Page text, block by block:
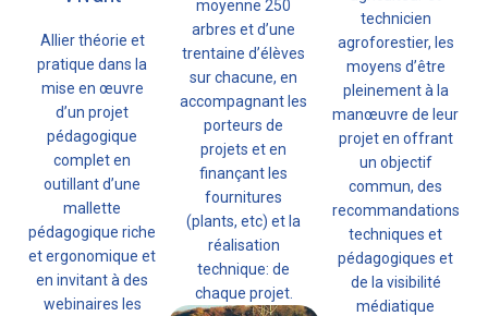
Allier théorie et
pratique dans la
mise en œuvre
d’un projet
pédagogique
complet en
outillant d’une
mallette
pédagogique riche
et ergonomique et
en invitant à des
webinaires les
moyenne 250
arbres et d’une
trentaine d’élèves
sur chacune, en
accompagnant les
porteurs de
projets et en
finançant les
fournitures
(plants, etc) et la
réalisation
technique: de
chaque projet.
technicien
agroforestier, les
moyens d’être
pleinement à la
manœuvre de leur
projet en offrant
un objectif
commun, des
recommandations
techniques et
pédagogiques et
de la visibilité
médiatique